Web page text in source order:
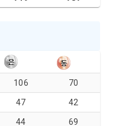
106 70
47 42
44 69